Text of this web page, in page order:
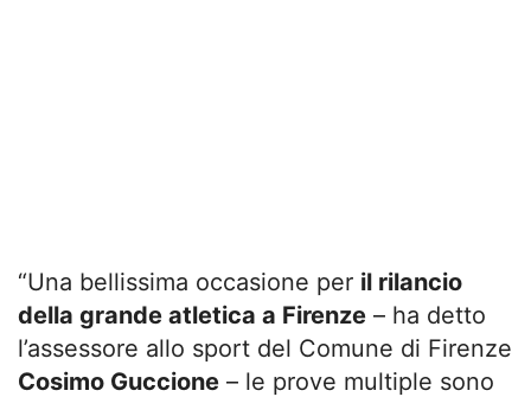
“Una bellissima occasione per il rilancio
della grande atletica a Firenze – ha detto
l’assessore allo sport del Comune di Firenze
Cosimo Guccione – le prove multiple sono